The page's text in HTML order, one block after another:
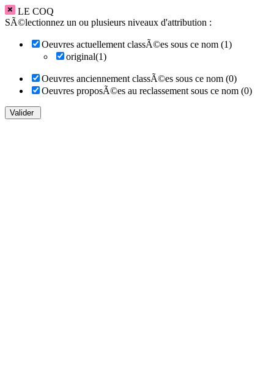
LE COQ
SÃ©lectionnez un ou plusieurs niveaux d'attribution :
Oeuvres actuellement classÃ©es sous ce nom (1)
original(1)
Oeuvres anciennement classÃ©es sous ce nom (0)
Oeuvres proposÃ©es au reclassement sous ce nom (0)
Valider